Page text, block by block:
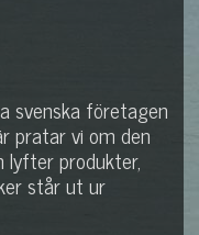
svenska företagen
pratar vi om den
lyfter produkter,
står ut ur